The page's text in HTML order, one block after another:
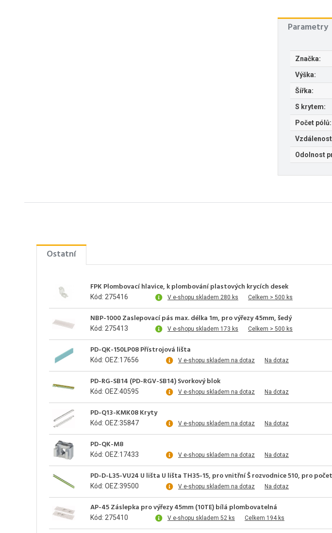
Parametry
Značka:
Výška:
Šířka:
S krytem:
Počet pólů:
Odolnost
Ostatní
FPK Plombovací hlavice, k plombování plastových krycích desek
Kód: 275416 V e-shopu skladem 280 ks Celkem > 500 ks
NBP-1000 Zaslepovací pás max. délka 1m, pro výřezy 45mm, šedý
Kód: 275413 V e-shopu skladem 173 ks Celkem > 500 ks
PD-QK-150LP08 Přístrojová lišta
Kód: OEZ:17656 V e-shopu skladem na dotaz Na dotaz
PD-RG-SB14 (PD-RGV-SB14) Svorkový blok
Kód: OEZ:40595 V e-shopu skladem na dotaz Na dotaz
PD-Q13-KMK08 Kryty
Kód: OEZ:35847 V e-shopu skladem na dotaz Na dotaz
PD-QK-M8
Kód: OEZ:17433 V e-shopu skladem na dotaz Na dotaz
PD-D-L35-VU24 U lišta U lišta TH35-15, pro vnitřní Š rozvodnice 510, pro
Kód: OEZ:39500 V e-shopu skladem na dotaz Na dotaz
AP-45 Záslepka pro výřezy 45mm (10TE) bílá plombovatelná
Kód: 275410 V e-shopu skladem 52 ks Celkem 194 ks